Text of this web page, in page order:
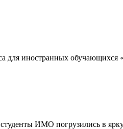
для иностранных обучающихся
ИМО погрузились в